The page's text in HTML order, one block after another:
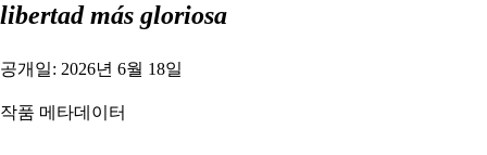
libertad más gloriosa
공개일: 2026년 6월 18일
작품 메타데이터